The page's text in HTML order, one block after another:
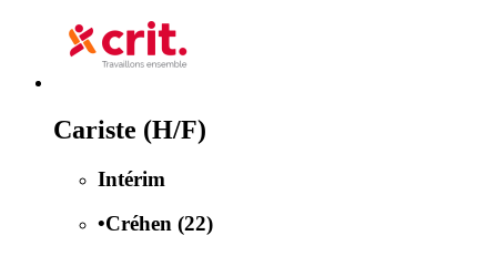
Cariste (H/F)
Intérim
•Créhen (22)